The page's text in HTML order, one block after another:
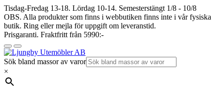
Tisdag-Fredag 13-18. Lördag 10-14. Semesterstängt 1/8 - 10/8
OBS. Alla produkter som finns i webbutiken finns inte i vår fysiska
butik. Ring eller mejla för uppgift om leveranstid.
Prisgaranti. Fraktfritt från 5990:-
Sök bland massor av varor
×